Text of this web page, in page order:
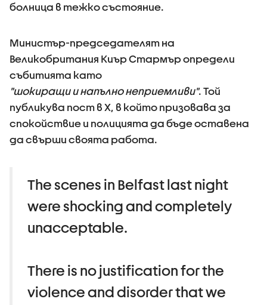
болница в тежко състояние.
Министър-председателят на
Великобритания Киър Стармър определи
събитията като
"шокиращи и напълно неприемливи". Той
публикува пост в X, в който призовава за
спокойствие и полицията да бъде оставена
да свърши своята работа.
The scenes in Belfast last night
were shocking and completely
unacceptable.
There is no justification for the
violence and disorder that we